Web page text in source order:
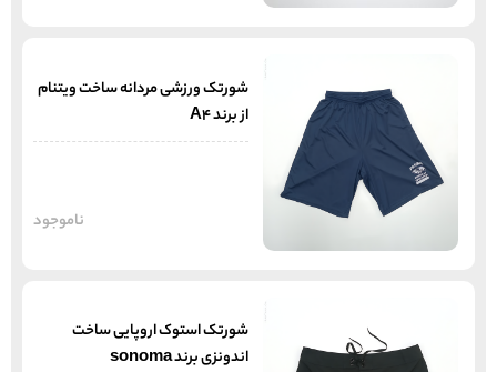
شورتک ورزشی مردانه ساخت ویتنام
از برند A4
ناموجود
شورتک استوک اروپایی ساخت
اندونزی برند sonoma